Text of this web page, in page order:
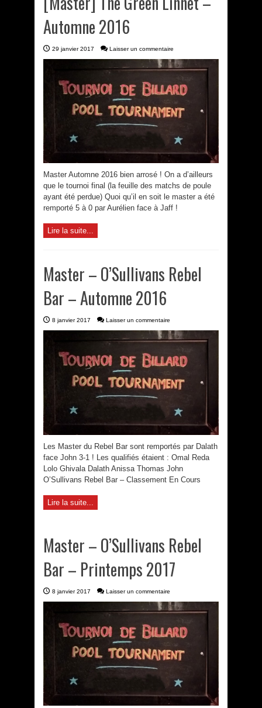
Automne 2016
29 janvier 2017 Laisser un commentaire
Master Automne 2016 bien arrosé ! On a d’ailleurs
que le tournoi final (la feuille des matchs de poule
ayant été perdue) Quoi qu’il en soit le master a été
remporté 5 à 0 par Aurélien face à Jaff !
Lire la suite...
Master – O’Sullivans Rebel
Bar – Automne 2016
8 janvier 2017 Laisser un commentaire
Les Master du Rebel Bar sont remportés par Dalath
face John 3-1 ! Les qualifiés étaient : Omal Reda
Lolo Ghivala Dalath Anissa Thomas John
O’Sullivans Rebel Bar – Classement En Cours
Lire la suite...
Master – O’Sullivans Rebel
Bar – Printemps 2017
8 janvier 2017 Laisser un commentaire